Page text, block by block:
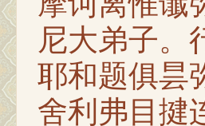
尼大弟子。
耶和题俱昙
舍利弗目揵